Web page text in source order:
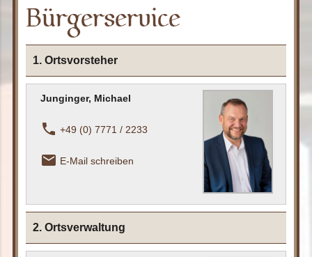
Bürgerservice
1. Ortsvorsteher
Junginger, Michael
phone +49 (0) 7771 / 2233
email_outline
E-Mail schreiben
2. Ortsverwaltung